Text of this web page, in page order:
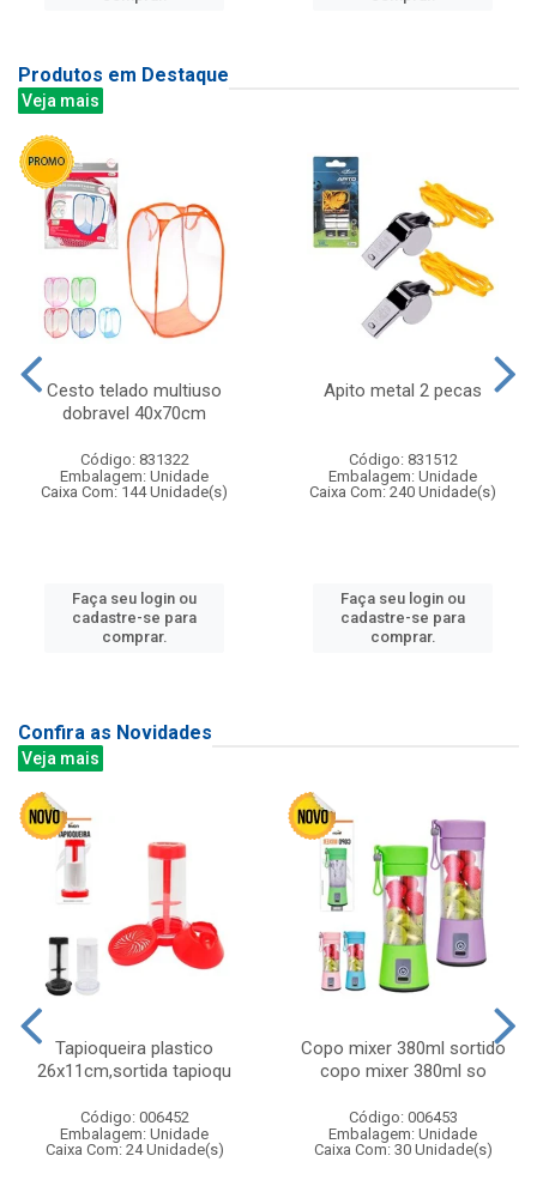
Produtos em Destaque
Veja mais
Cesto telado multiuso
dobravel 40x70cm
Código: 831322
Embalagem: Unidade
Caixa Com: 144 Unidade(s)
Faça seu login ou
cadastre-se para
comprar.
Apito metal 2 pecas
Código: 831512
Embalagem: Unidade
Caixa Com: 240 Unidade(s)
Faça seu login ou
cadastre-se para
comprar.
Confira as Novidades
Veja mais
Tapioqueira plastico
26x11cm,sortida tapioqu
Código: 006452
Embalagem: Unidade
Caixa Com: 24 Unidade(s)
Copo mixer 380ml sortido
copo mixer 380ml so
Código: 006453
Embalagem: Unidade
Caixa Com: 30 Unidade(s)